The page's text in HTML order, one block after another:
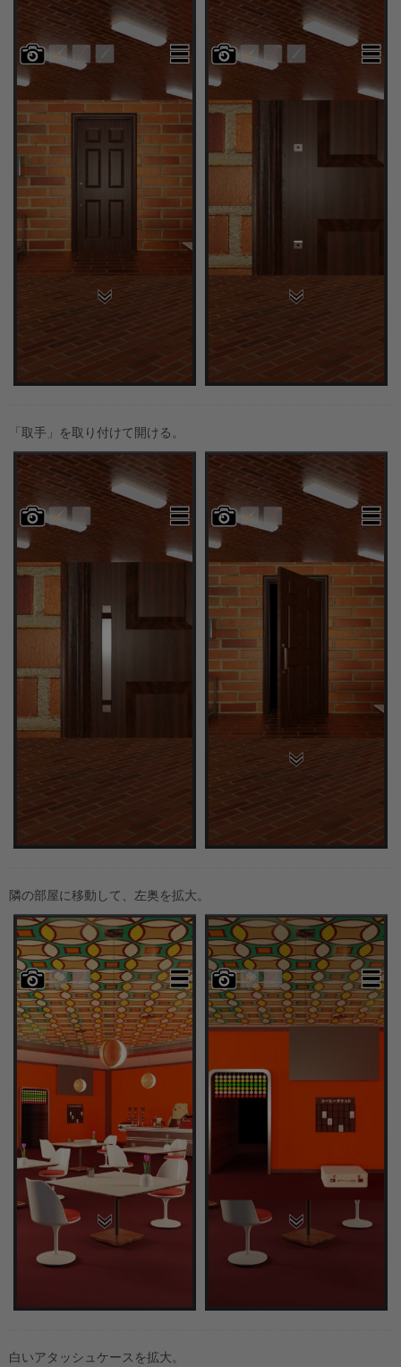
「取手」を取り付けて開ける。
隣の部屋に移動して、左奥を拡大。
白いアタッシュケースを拡大。